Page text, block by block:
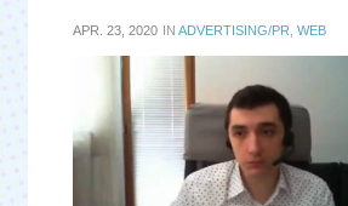
APR. 23, 2020 IN ADVERTISING/PR WEB